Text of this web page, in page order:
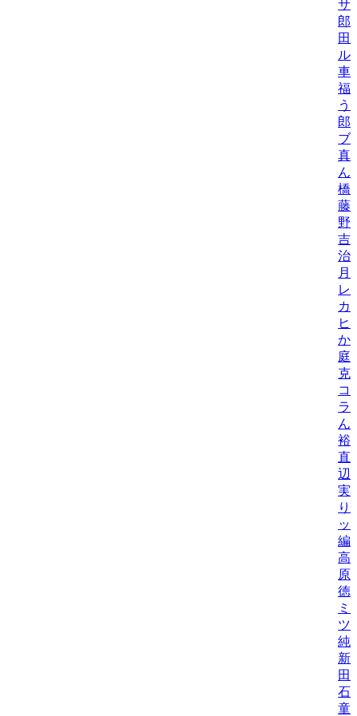
サ
郎
田
ル
車/
福
う
郎
ブ
真
ん
橋
藤
野
吉
治/
月
レ
カ
ヒ
か
庭/
克
コ
ラ
ん
裕/
直
辺
実/
り
ッ
編
高
原
徳/
ミ
ツ
純/
新
田
石
童